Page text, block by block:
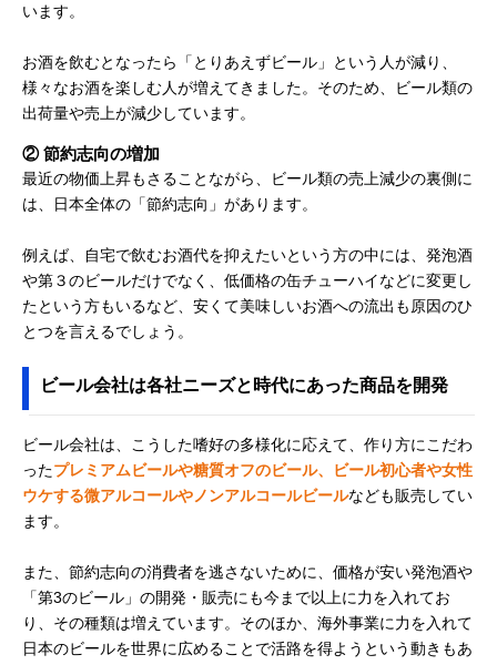
います。
お酒を飲むとなったら「とりあえずビール」という人が減り、
様々なお酒を楽しむ人が増えてきました。そのため、ビール類の
出荷量や売上が減少しています。
② 節約志向の増加
最近の物価上昇もさることながら、ビール類の売上減少の裏側に
は、日本全体の「節約志向」があります。
例えば、自宅で飲むお酒代を抑えたいという方の中には、発泡酒
や第３のビールだけでなく、低価格の缶チューハイなどに変更し
たという方もいるなど、安くて美味しいお酒への流出も原因のひ
とつを言えるでしょう。
ビール会社は各社ニーズと時代にあった商品を開発
ビール会社は、こうした嗜好の多様化に応えて、作り方にこだわ
ったプレミアムビールや糖質オフのビール、ビール初心者や女性
ウケする微アルコールやノンアルコールビールなども販売してい
ます。
また、節約志向の消費者を逃さないために、価格が安い発泡酒や
「第3のビール」の開発・販売にも今まで以上に力を入れてお
り、その種類は増えています。そのほか、海外事業に力を入れて
日本のビールを世界に広めることで活路を得ようという動きもあ